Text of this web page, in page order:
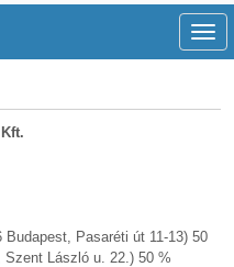
Pasaréti út 11-13) 50
László u. 22.) 50 %